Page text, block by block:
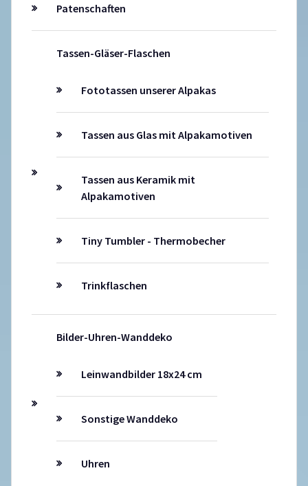
Patenschaften
Tassen-Gläser-Flaschen
Fototassen unserer Alpakas
Tassen aus Glas mit Alpakamotiven
Tassen aus Keramik mit
Alpakamotiven
Tiny Tumbler - Thermobecher
Trinkflaschen
Bilder-Uhren-Wanddeko
Leinwandbilder 18x24 cm
Sonstige Wanddeko
Uhren